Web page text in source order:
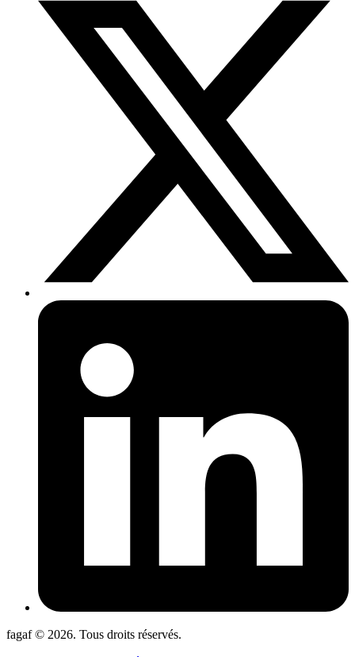
fagaf © 2026. Tous droits réservés.